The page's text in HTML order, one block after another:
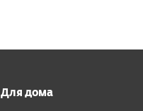
Для дома